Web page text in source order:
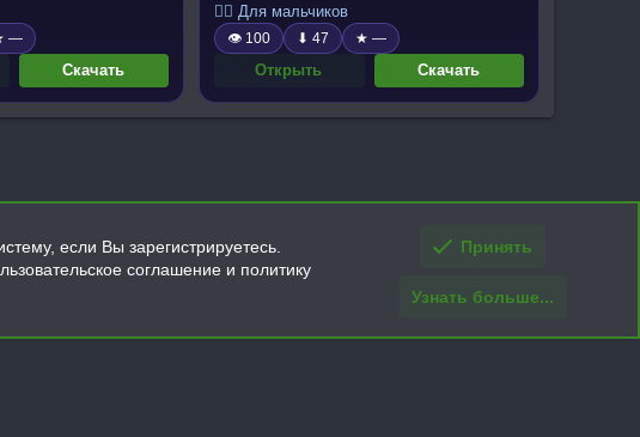
—
Скачать
🧍‍♂️ Для мальчиков
👁 100 ⬇ 47 ★ —
Открыть Скачать
Главная
R
S
если Вы зарегистрируетесь.
соглашение и политику
Принять
Узнать больше...